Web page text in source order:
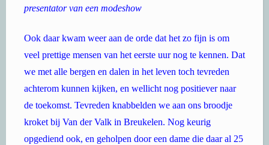
presentator van een modeshow
Ook daar kwam weer aan de orde dat het zo fijn is om
veel prettige mensen van het eerste uur nog te kennen. Dat
we met alle bergen en dalen in het leven toch tevreden
achterom kunnen kijken, en wellicht nog positiever naar
de toekomst. Tevreden knabbelden we aan ons broodje
kroket bij Van der Valk in Breukelen. Nog keurig
opgediend ook, en geholpen door een dame die daar al 25